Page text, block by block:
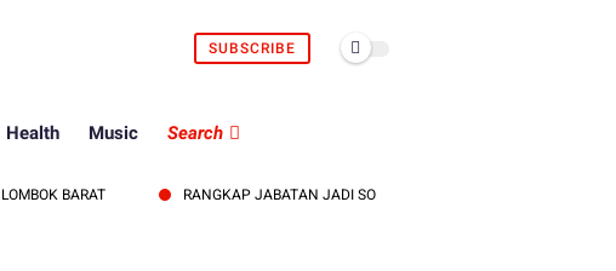
SUBSCRIBE
Health Music Search
BARAT RANGKAP JABATAN JADI SOROTAN, KEPALA UDD PMI LOMBOK BARAT